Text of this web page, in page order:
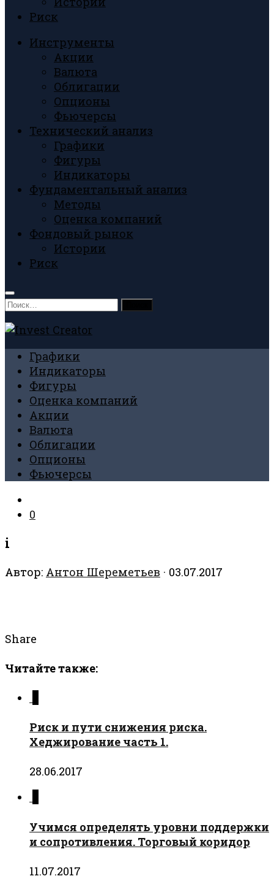
Риск
Инструменты
Акции
Валюта
Облигации
Опционы
Фьючерсы
Технический анализ
Графики
Фигуры
Индикаторы
Фундаментальный анализ
Методы
Оценка компаний
Фондовый рынок
Истории
Риск
Найти:
Графики
Индикаторы
Фигуры
Оценка компаний
Акции
Валюта
Облигации
Опционы
Фьючерсы
0
i
Автор: Антон Шереметьев · 03.07.2017
Share
Читайте также:
Риск и пути снижения риска.
Хеджирование часть 1.
28.06.2017
Учимся определять уровни поддержки
и сопротивления. Торговый коридор
11.07.2017